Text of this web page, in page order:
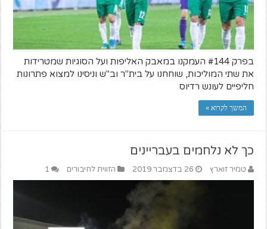
בפרק #144 העמקנו במאבק האליפות ועל הסוגיות שמטרידות
את שתי המוליכות, שוחחנו על בית"ר וב"ש וניסינו למצוא פתרונות
חליפיים לעונש רדיוס
המשך לקרוא »
כך לא נלחמים בעבריינים
טמיר זוארץ 26 בדצמבר 2019 הזווית לחיבורים 1